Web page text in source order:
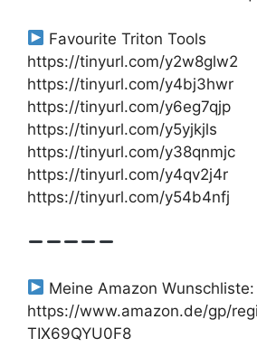
Favourite Triton Tools
https://tinyurl.com/y2w8glw2
https://tinyurl.com/y4bj3hwr
https://tinyurl.com/y6eg7qjp
https://tinyurl.com/y5yjkjls
https://tinyurl.com/y38qnmjc
https://tinyurl.com/y4qv2j4r
https://tinyurl.com/y54b4nfj
Meine Amazon Wunschliste:
https://www.amazon.de/gp/
TIX69QYU0F8